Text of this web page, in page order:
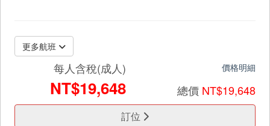
更多航班
每人含稅(成人)
NT$19,648
價格明細
總價 NT$19,648
訂位